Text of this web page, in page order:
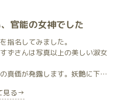
柔らかく優しい雰囲気の女性は
こかで時間の都合を付けてお会
かったですけど、いよいよ本格
鈴さんお身体も心もお気を付け
本当にありがとうございまし
官能の女神でした
指名してみました。
ずさんは写真以上の美しい淑女
真価が発露します。妖艶に下着
す。
見る→